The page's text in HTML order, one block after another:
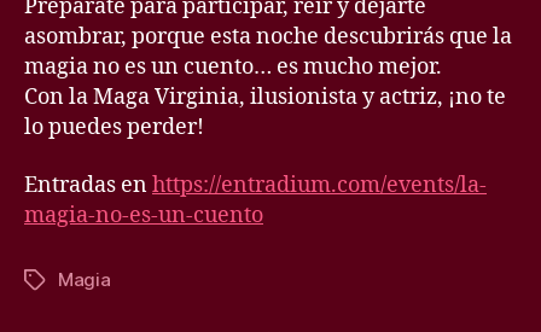
Prepárate para participar, reír y dejarte
asombrar, porque esta noche descubrirás que la
magia no es un cuento… es mucho mejor.
Con la Maga Virginia, ilusionista y actriz, ¡no te
lo puedes perder!
Entradas enhttps://entradium.com/events/la-
magia-no-es-un-cuento
Etiquetas
Magia